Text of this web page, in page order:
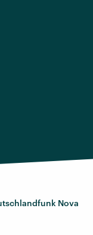
Nova